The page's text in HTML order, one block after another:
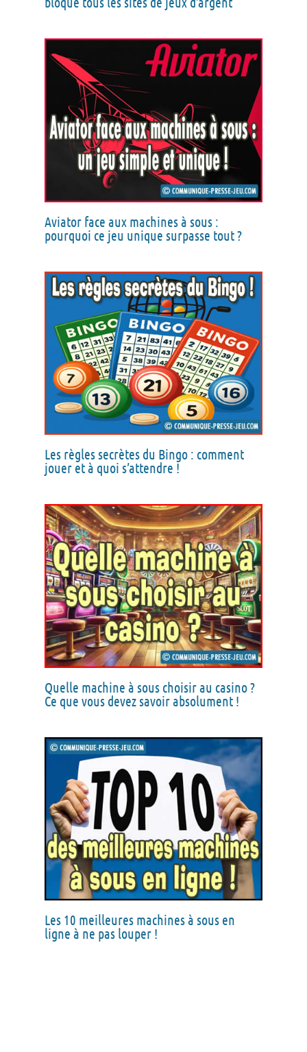
Aviator face aux machines à sous :
pourquoi ce jeu unique surpasse tout ?
Les règles secrètes du Bingo : comment
jouer et à quoi s’attendre !
Quelle machine à sous choisir au casino ?
Ce que vous devez savoir absolument !
Les 10 meilleures machines à sous en
ligne à ne pas louper !